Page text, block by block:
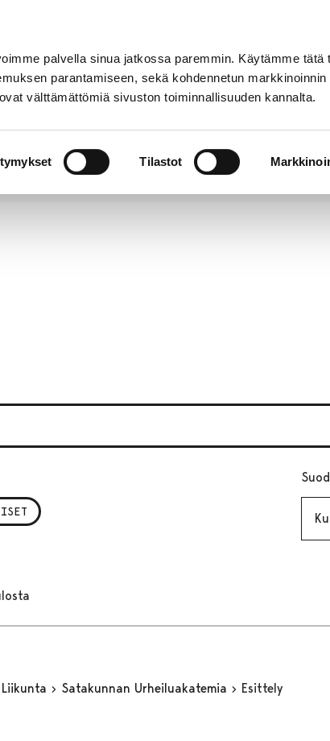
palvella sinua jatkossa paremmin. Käytämme tätä
parantamiseen, sekä kohdennetun markkinoinnin
välttämättömiä sivuston toiminnallisuuden kannalta.
Tilastot
Liikunta Satakunnan Urheiluakatemia Esittely